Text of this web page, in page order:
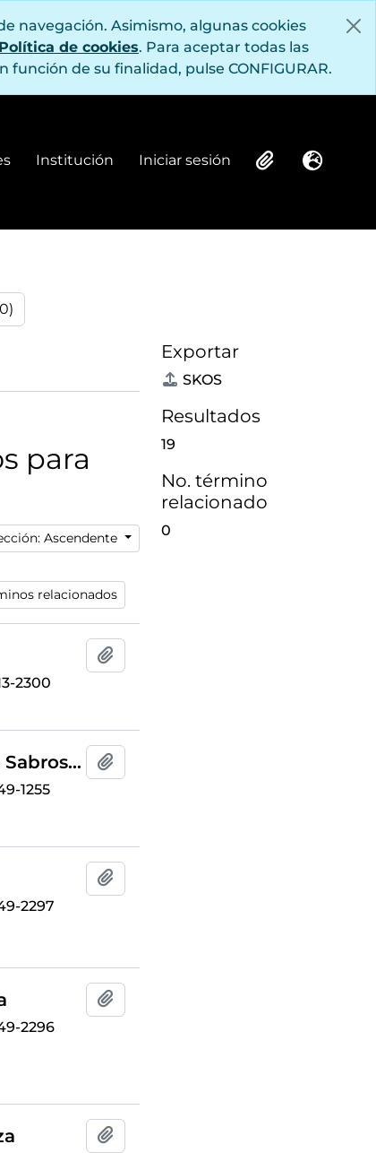
navegación. Asimismo, algunas cookies
Política de cookies. Para aceptar todas las
función de su finalidad, pulse CONFIGURAR.
Institución
Institución
Iniciar sesión
Iniciar sesión ClipboardIdioma
para
Ascendente
relacionados
2300
"Vue des fondations d'une maison de Sabroso avec sa pierre centrale"
1255
2297
2296
Exportar
SKOS
Resultados
19
No. término
relacionado
0